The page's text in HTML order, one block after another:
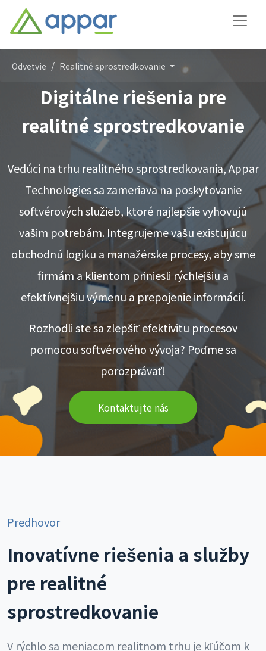
Odvetvie Realitné sprostredkovanie
Digitálne riešenia pre
realitné sprostredkovanie
Vedúci na trhu realitného sprostredkovania, Appar
Technologies sa zameriava na poskytovanie
softvérových služieb, ktoré najlepšie vyhovujú
vašim potrebám. Integrujeme vašu existujúcu
obchodnú logiku a manažérske procesy, aby sme
firmám a klientom priniesli rýchlejšiu a
efektívnejšiu výmenu a prepojenie informácií.
Rozhodli ste sa zlepšiť efektivitu procesov
pomocou softvérového vývoja? Poďme sa
porozprávať!
Kontaktujte nás
Predhovor
Inovatívne riešenia a služby
pre realitné
sprostredkovanie
V rýchlo sa meniacom realitnom trhu je kľúčom k